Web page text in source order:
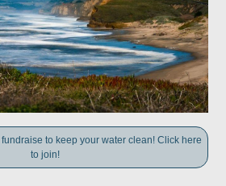
to keep your water clean! Click here
to join!